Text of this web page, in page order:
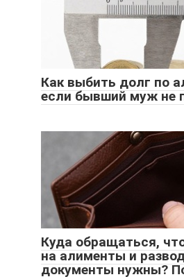
Как выбить долг по
если бывший муж не
Куда обращаться,
на алименты и
документы нужны?